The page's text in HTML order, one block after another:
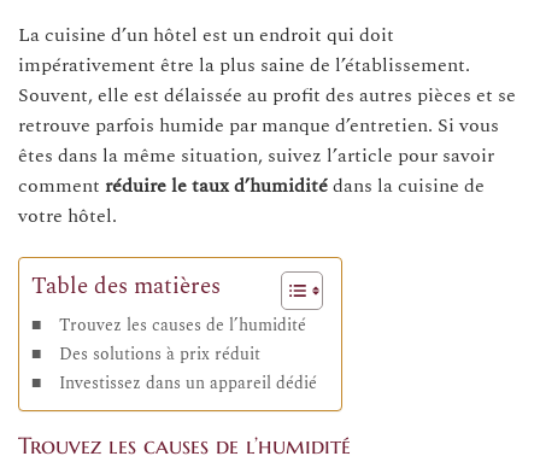
La cuisine d’un hôtel est un endroit qui doit
impérativement être la plus saine de l’établissement.
Souvent, elle est délaissée au profit des autres pièces et se
retrouve parfois humide par manque d’entretien. Si vous
êtes dans la même situation, suivez l’article pour savoir
comment réduire le taux d’humiditédans la cuisine de
votre hôtel.
Table des matières
Trouvez les causes de l’humidité
Des solutions à prix réduit
Investissez dans un appareil dédié
Trouvez les causes de l’humidité